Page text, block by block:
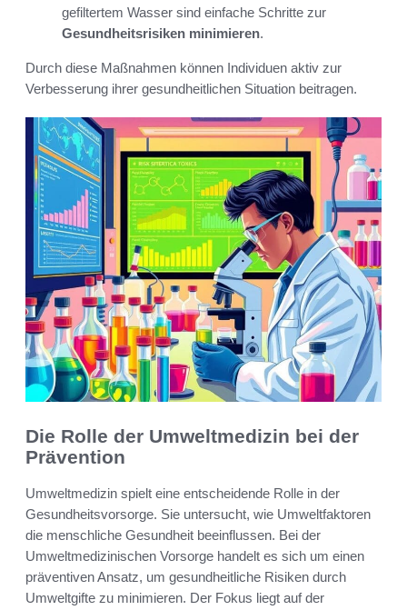
gefiltertem Wasser sind einfache Schritte zur
Gesundheitsrisiken minimieren.
Durch diese Maßnahmen können Individuen aktiv zur
Verbesserung ihrer gesundheitlichen Situation beitragen.
Die Rolle der Umweltmedizin bei der
Prävention
Umweltmedizin spielt eine entscheidende Rolle in der
Gesundheitsvorsorge. Sie untersucht, wie Umweltfaktoren
die menschliche Gesundheit beeinflussen. Bei der
Umweltmedizinischen Vorsorge handelt es sich um einen
präventiven Ansatz, um gesundheitliche Risiken durch
Umweltgifte zu minimieren. Der Fokus liegt auf der